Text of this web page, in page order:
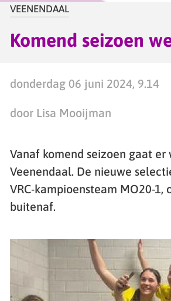
VEENENDAAL
Komend seizoen
donderdag 06 juni 2024, 9.14
door Lisa Mooijman
Vanaf komend seizoen gaat
Veenendaal. De nieuwe
VRC-kampioensteam MO20-1,
buitenaf.